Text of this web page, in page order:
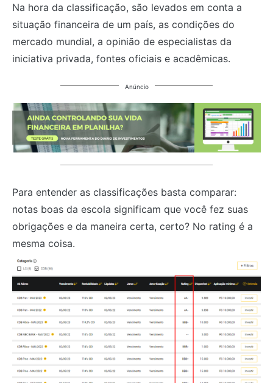
Na hora da classificação, são levados em conta a
situação financeira de um país, as condições do
mercado mundial, a opinião de especialistas da
iniciativa privada, fontes oficiais e acadêmicas.
Anúncio
Para entender as classificações basta comparar:
notas boas da escola significam que você fez suas
obrigações e da maneira certa, certo? No rating é a
mesma coisa.